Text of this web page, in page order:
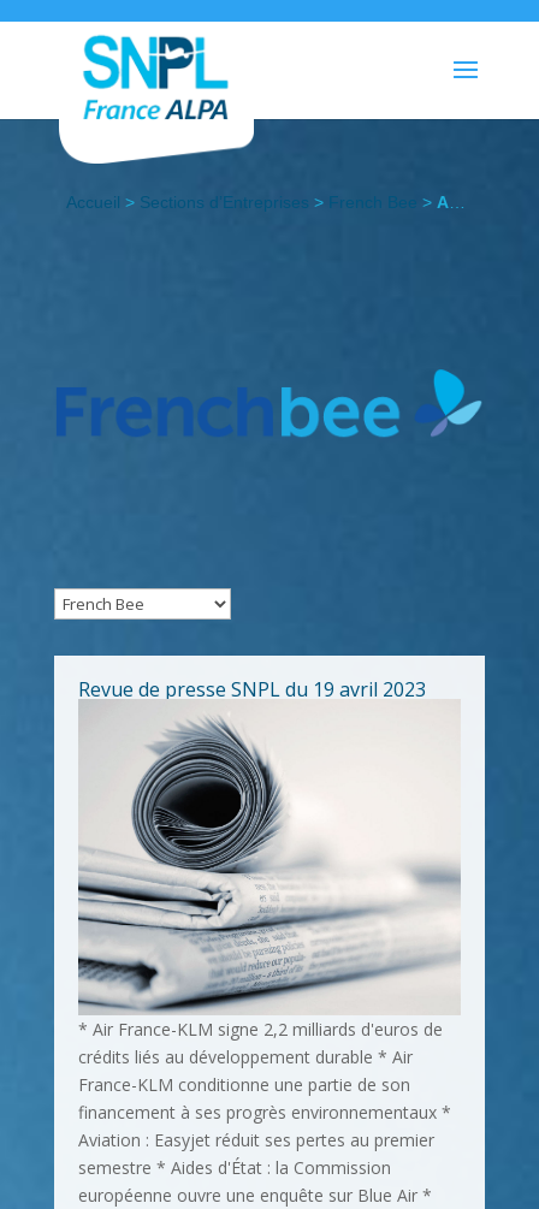
Accueil > Sections d’Entreprises > French Bee > Actualités
Revue de presse SNPL du 19 avril 2023
* Air France-KLM signe 2,2 milliards d'euros de
crédits liés au développement durable * Air
France-KLM conditionne une partie de son
financement à ses progrès environnementaux *
Aviation : Easyjet réduit ses pertes au premier
semestre * Aides d'État : la Commission
européenne ouvre une enquête sur Blue Air *